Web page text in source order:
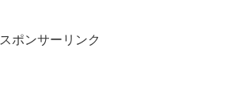
スポンサーリンク